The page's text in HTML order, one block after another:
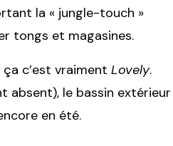
la « jungle-touch »
tongs et magasines.
ça c’est vraiment Lovely.
absent), le bassin extérieur
en été.